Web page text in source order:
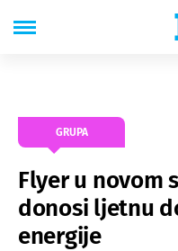
GRUPA
Flyer u novom
donosi ljetnu
energije